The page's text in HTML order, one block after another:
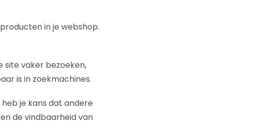
in je webshop.
site vaker bezoeken,
is in zoekmachines.
je kans dat andere
de vindbaarheid van